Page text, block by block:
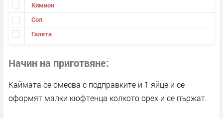
Кимион
Сол
Галета
Начин на приготвяне
Каймата се омесва с подправките и 1 яйце и се
оформят малки кюфтенца колкото орех и се пържат.